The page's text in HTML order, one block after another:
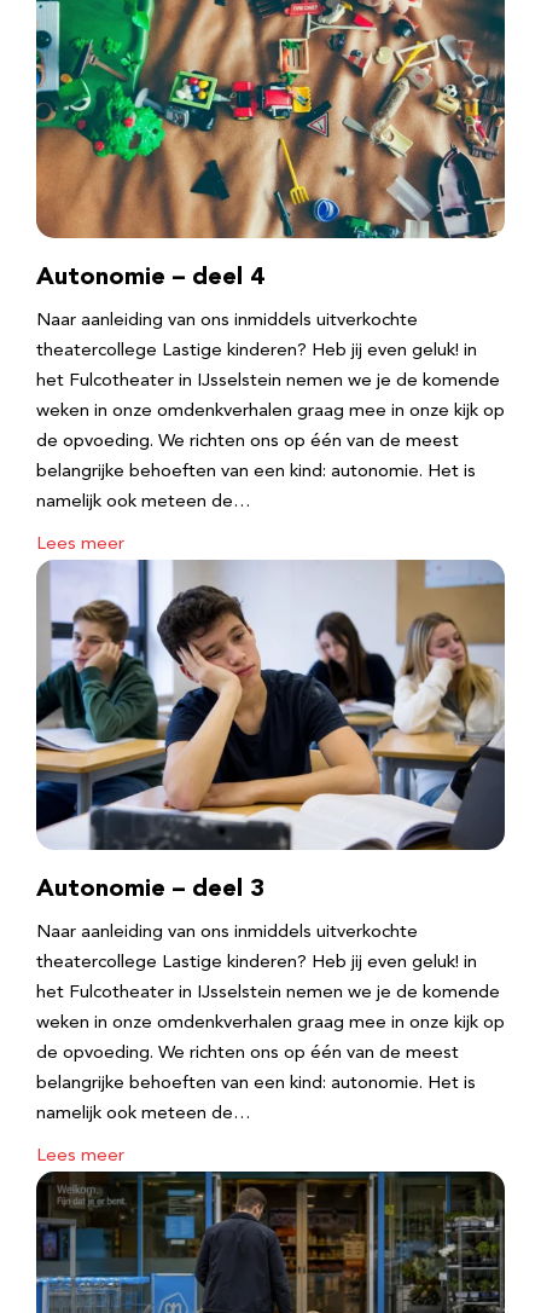
Autonomie – deel 4
Naar aanleiding van ons inmiddels uitverkochte
theatercollege Lastige kinderen? Heb jij even geluk! in
het Fulcotheater in IJsselstein nemen we je de komende
weken in onze omdenkverhalen graag mee in onze kijk op
de opvoeding. We richten ons op één van de meest
belangrijke behoeften van een kind: autonomie. Het is
namelijk ook meteen de…
Lees meer
Autonomie – deel 3
Naar aanleiding van ons inmiddels uitverkochte
theatercollege Lastige kinderen? Heb jij even geluk! in
het Fulcotheater in IJsselstein nemen we je de komende
weken in onze omdenkverhalen graag mee in onze kijk op
de opvoeding. We richten ons op één van de meest
belangrijke behoeften van een kind: autonomie. Het is
namelijk ook meteen de…
Lees meer